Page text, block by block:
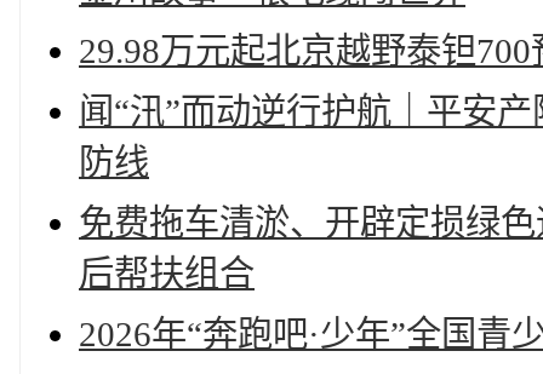
29.98万元起北京越野泰钽
闻“汛”而动逆行护航｜平安
防线
免费拖车清淤、开辟定损绿
后帮扶组合
2026年“奔跑吧·少年”全国青